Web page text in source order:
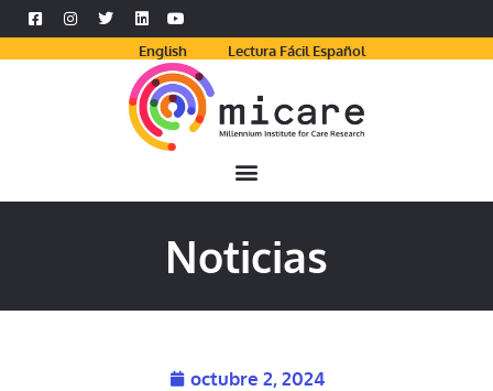
English Lectura Fácil Español
Noticias
octubre 2, 2024